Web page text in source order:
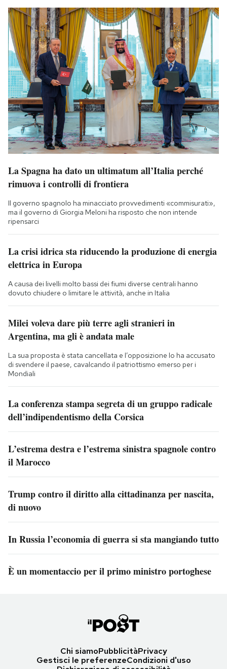
La Spagna ha dato un ultimatum all’Italia perché
rimuova i controlli di frontiera
Il governo spagnolo ha minacciato provvedimenti «commisurati»,
ma il governo di Giorgia Meloni ha risposto che non intende
ripensarci
La crisi idrica sta riducendo la produzione di energia
elettrica in Europa
A causa dei livelli molto bassi dei fiumi diverse centrali hanno
dovuto chiudere o limitare le attività, anche in Italia
Milei voleva dare più terre agli stranieri in
Argentina, ma gli è andata male
La sua proposta è stata cancellata e l’opposizione lo ha accusato
di svendere il paese, cavalcando il patriottismo emerso per i
Mondiali
La conferenza stampa segreta di un gruppo radicale
dell’indipendentismo della Corsica
L’estrema destra e l’estrema sinistra spagnole contro
il Marocco
Trump contro il diritto alla cittadinanza per nascita,
di nuovo
In Russia l’economia di guerra si sta mangiando tutto
È un momentaccio per il primo ministro portoghese
Chi siamoPubblicitàPrivacy
Gestisci le preferenzeCondizioni d'uso